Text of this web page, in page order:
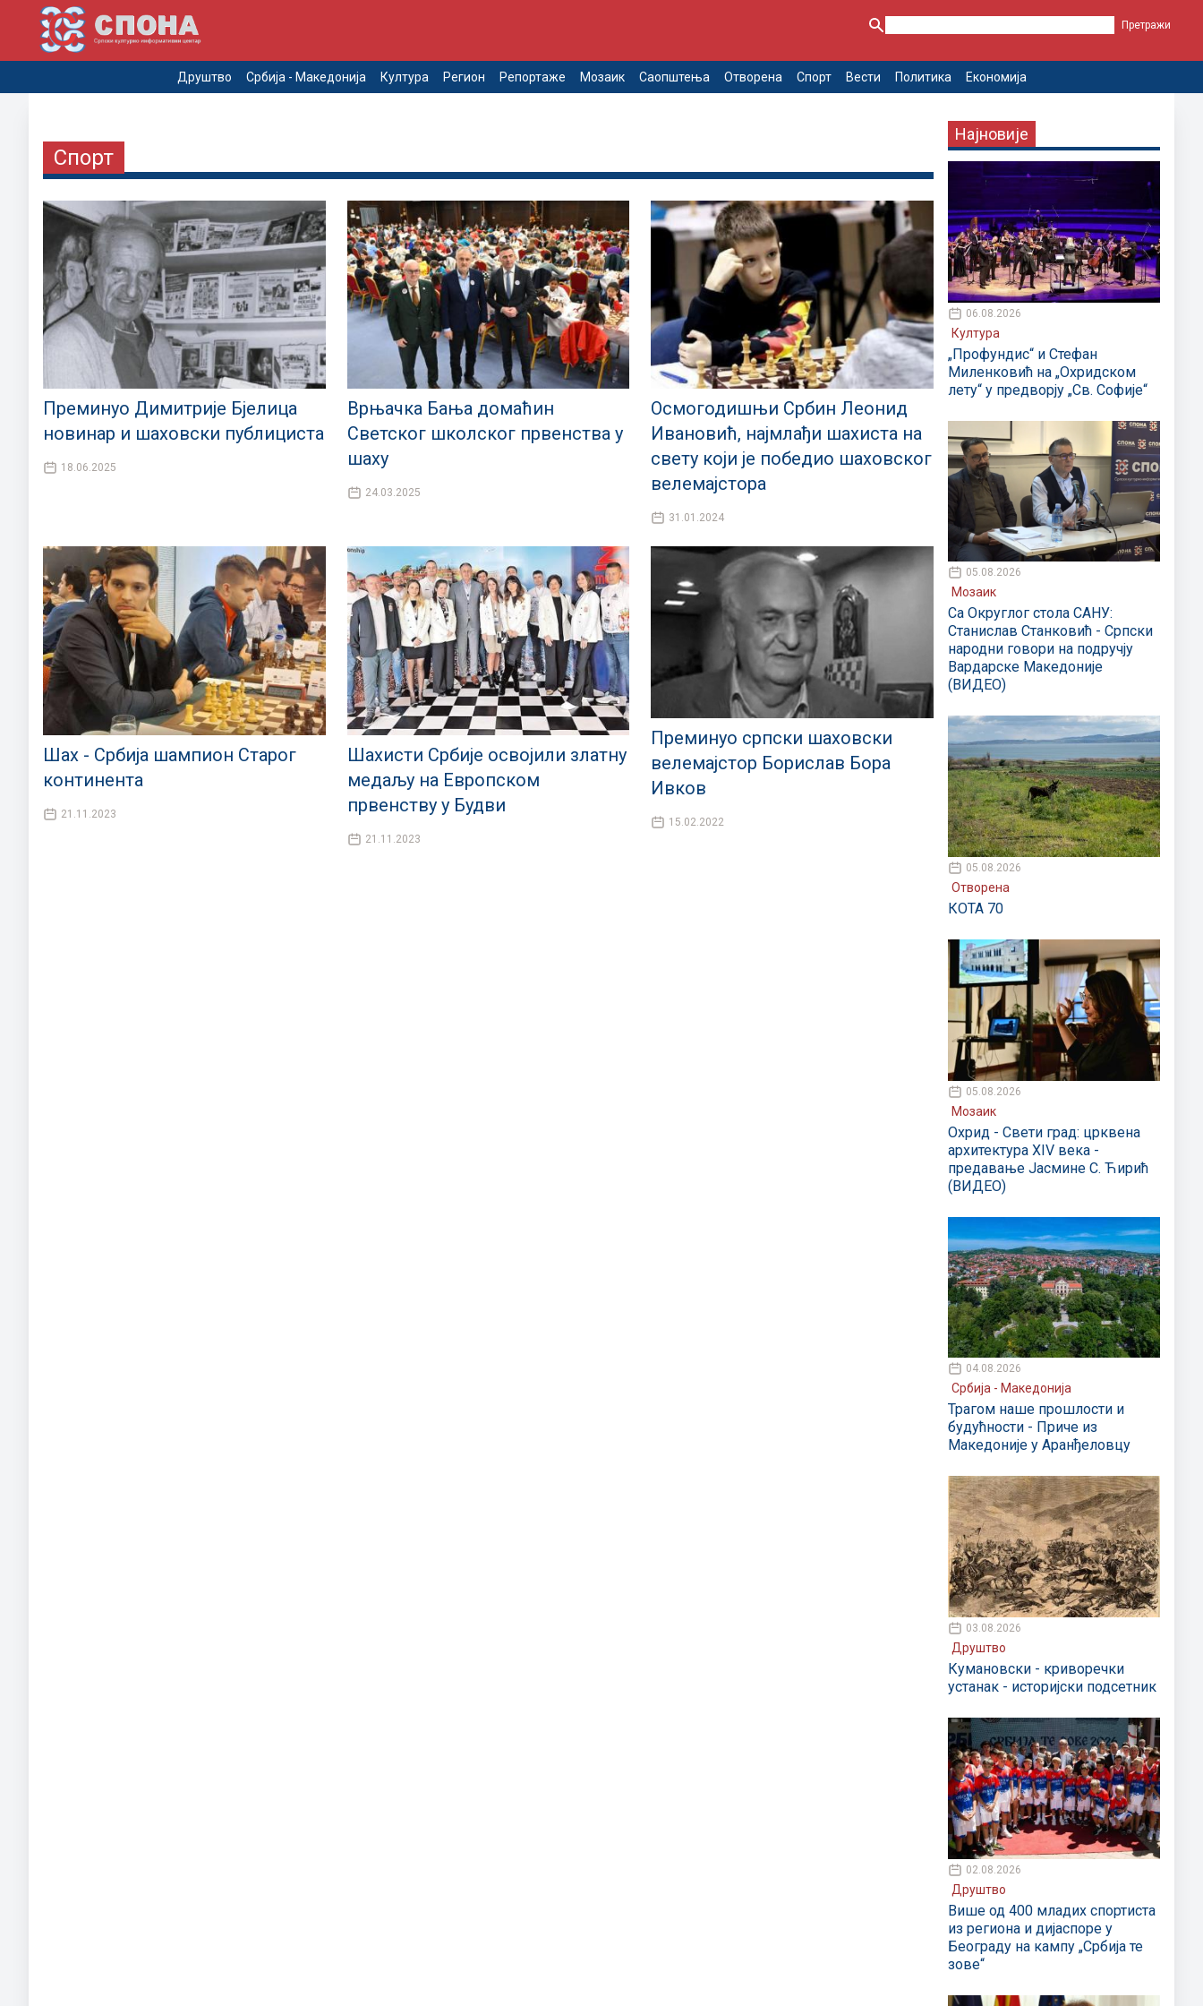
Друштво Србија - Македонија Култура Регион Репортаже Мозаик Саопштења Отворена Спорт Вести Политика Економија
Спорт
Преминуо Димитрије Бјелица
новинар и шаховски публициста
18.06.2025
Врњачка Бања домаћин
Светског школског првенства у
шаху
24.03.2025
Осмогодишњи Србин Леонид
Ивановић, најмлађи шахиста на
свету који је победио шаховског
велемајстора
31.01.2024
Шах - Србија шампион Старог
континента
21.11.2023
Шахисти Србије освојили златну
медаљу на Европском
првенству у Будви
21.11.2023
Преминуо српски шаховски
велемајстор Борислав Бора
Ивков
15.02.2022
Најновије
06.08.2026
Култура
„Профундис“ и Стефан
Миленковић на „Охридском
лету“ у предворју „Св. Софије“
05.08.2026
Мозаик
Са Округлог стола САНУ:
Станислав Станковић - Српски
народни говори на подручју
Вардарске Македоније
(ВИДЕО)
05.08.2026
Отворена
КОТА 70
05.08.2026
Мозаик
Охрид - Свети град: црквена
архитектура XIV века -
предавање Јасмине С. Ћирић
(ВИДЕО)
04.08.2026
Србија - Македонија
Трагом наше прошлости и
будућности - Приче из
Македоније у Аранђеловцу
03.08.2026
Друштво
Кумановски - криворечки
устанак - историјски подсетник
02.08.2026
Друштво
Више од 400 младих спортиста
из региона и дијаспоре у
Београду на кампу „Србија те
зове“